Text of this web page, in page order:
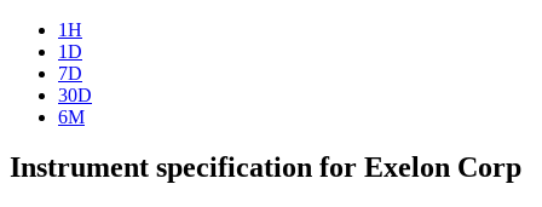
1H
1D
7D
30D
6M
Instrument specification for Exelon Corp